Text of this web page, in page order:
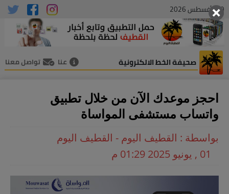
09 , أغسطس 2026
صحيفة الخط الالكترونية عنا تواصل معنا
احجز موعدك الآن من خلال تطبيق
واتساب مستشفى المواساة
بواسطة : القطيف اليوم - القطيف اليوم
01 , يونيو 2025 01:29 م